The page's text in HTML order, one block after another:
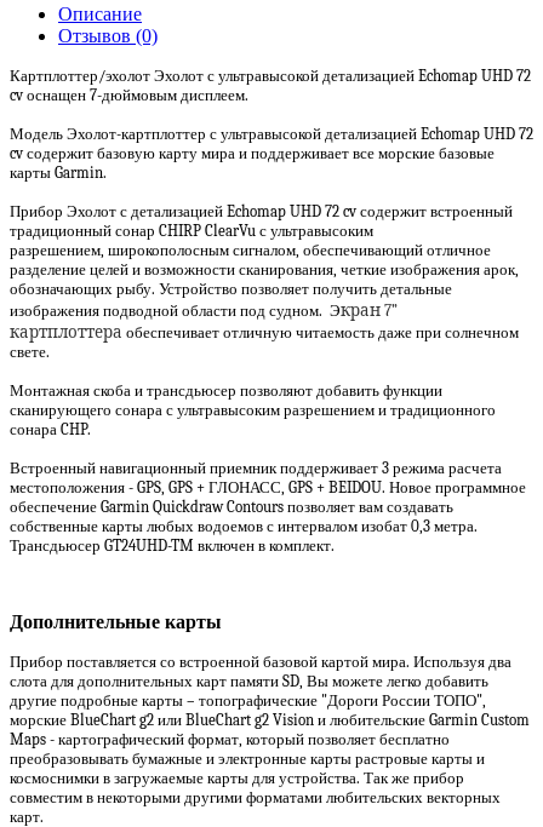
Описание
Отзывов (0)
Картплоттер/эхолот Эхолот с ультравысокой детализацией Echomap UHD 72
cv оснащен 7-дюймовым дисплеем.
Модель Эхолот-картплоттер с ультравысокой детализацией Echomap UHD 72
cv содержит базовую карту мира и поддерживает все морские базовые
карты Garmin.
Прибор Эхолот с детализацией Echomap UHD 72 cv содержит встроенный
традиционный сонар CHIRP ClearVu с ультравысоким
разрешением, широкополосным сигналом, обеспечивающий отличное
разделение целей и возможности сканирования, четкие изображения арок,
обозначающих рыбу. Устройство позволяет получить детальные
изображения подводной области под судном. Экран 7”
картплоттера обеспечивает отличную читаемость даже при солнечном
свете.
Монтажная скоба и трансдьюсер позволяют добавить функции
сканирующего сонара с ультравысоким разрешением и традиционного
сонара CHP.
Встроенный навигационный приемник поддерживает 3 режима расчета
местоположения - GPS, GPS + ГЛОНАСС, GPS + BEIDOU. Новое программное
обеспечение Garmin Quickdraw Contours позволяет вам создавать
собственные карты любых водоемов с интервалом изобат 0,3 метра.
Трансдьюсер GT24UHD-TM включен в комплект.
Дополнительные карты
Прибор поставляется со встроенной базовой картой мира. Используя два
слота для дополнительных карт памяти SD, Вы можете легко добавить
другие подробные карты – топографические "Дороги России ТОПО",
морские BlueChart g2 или BlueChart g2 Vision и любительские Garmin Custom
Maps - картографический формат, который позволяет бесплатно
преобразовывать бумажные и электронные карты растровые карты и
космоснимки в загружаемые карты для устройства. Так же прибор
совместим в некоторыми другими форматами любительских векторных
карт.